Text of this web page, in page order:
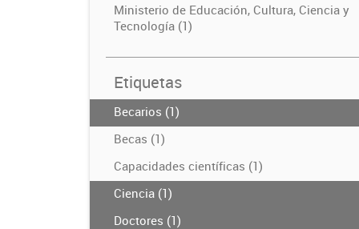
Ministerio de Educación, Cultura, Ciencia y
Tecnología (1)
Etiquetas
Becarios (1)
Becas (1)
Capacidades científicas (1)
Ciencia (1)
Doctores (1)